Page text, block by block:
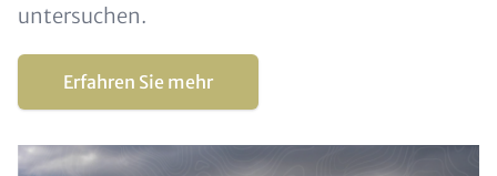
untersuchen.
Erfahren Sie mehr